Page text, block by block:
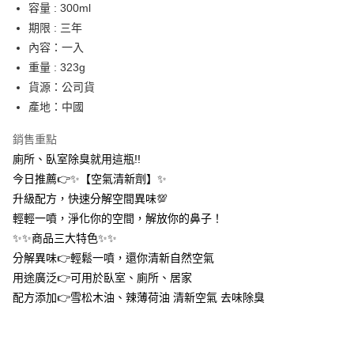
國泰世華商業銀行
臺灣中小企業銀行
匯豐（台灣）商業銀行
聯邦商業銀行
元大商業銀行
玉山商業銀行
台新國際商業銀行
Apple Pay
街口支付
AFTEE先享後付
【關於「AFTEE先享後付」】
AFTEE先享後付是「在收到商品之後才付款」的支付方式。 讓您購物簡單
便利好安心！
１．簡單：不需註冊會員、不需綁卡、不需儲值。
２．便利：只要手機號碼，簡訊認證，即可結帳。
３．安心：先確認商品／服務後，再付款。
【「AFTEE先享後付」結帳流程】
１．於結帳方式選擇「AFTEE先享後付」後，將跳轉至「AFTEE先享後付」
結帳頁面，進行簡訊認證並確認金額後，即可完成結帳。
３．收到繳費通知簡訊後14天內，點擊此簡訊中的連結，可透過四大超商／
ATM付款
運送方式
全家取貨付款
每筆NT$60，滿NT$399(含以上)免運費
付款後全家取貨
每筆NT$60，滿NT$399(含以上)免運費
容量 : 300ml
期限 : 三年
內容：一入
重量 : 323g
貨源：公司貨
產地：中國
銷售重點
廁所、臥室除臭就用這瓶!!
今日推薦👉✨【空氣清新劑】✨
升級配方，快速分解空間異味💯
輕輕一噴，淨化你的空間，解放你的鼻子！
✨✨商品三大特色✨✨
分解異味👉輕鬆一噴，還你清新自然空氣
用途廣泛👉可用於臥室、廁所、居家
配方添加👉雪松木油、辣薄荷油 清新空氣 去味除臭